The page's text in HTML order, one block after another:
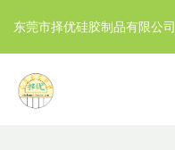
东莞市择优硅胶制品有限公司